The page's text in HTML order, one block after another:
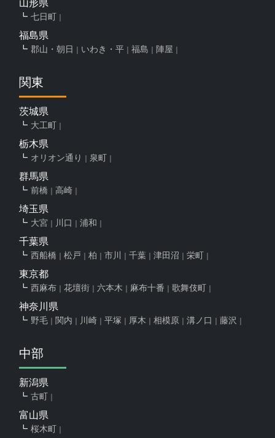
七日町
福島県
郡山・朝日 いわき・平 福島 陣屋
関東
茨城県
大工町
栃木県
オリオン通り 泉町
群馬県
前橋 高崎
埼玉県
大宮 川口 浦和
千葉県
西船橋 松戸 柏 市川 千葉 津田沼 栄町
東京都
西麻布 花壇街 六本木 麻布十番 歌舞伎町
神奈川県
野毛 関内 川崎 平塚 厚木 相模原 溝ノ口 藤沢
中部
新潟県
古町
富山県
桜木町